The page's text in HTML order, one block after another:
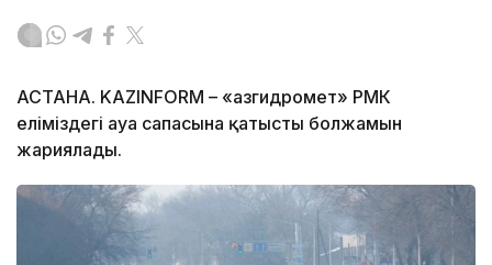
АСТАНА. KAZINFORM – «Қазгидромет» РМК
еліміздегі ауа сапасына қатысты болжамын
жариялады.